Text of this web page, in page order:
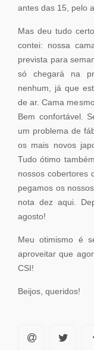
antes das 15, pelo
Mas deu tudo
contei: nossa
prevista para
só chegará na
nenhum, já que
de ar. Cama
Bem confortável.
um problema de
os mais novos
Tudo ótimo
nossos cobertores
pegamos os
nota dez aqui.
agosto!
Meu otimismo é
aproveitar que
CSI!
Beijos, queridos!